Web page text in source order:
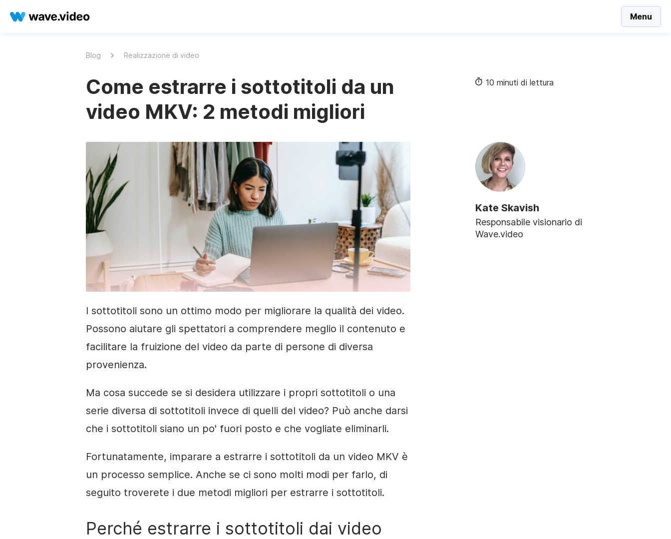
Menu
Blog Realizzazione di video
Come estrarre i sottotitoli da un
video MKV: 2 metodi migliori
10 minuti di lettura
Kate Skavish
Responsabile visionario di
Wave.video
I sottotitoli sono un ottimo modo per migliorare la qualità dei video.
Possono aiutare gli spettatori a comprendere meglio il contenuto e
facilitare la fruizione del video da parte di persone di diversa
provenienza.
Ma cosa succede se si desidera utilizzare i propri sottotitoli o una
serie diversa di sottotitoli invece di quelli del video? Può anche darsi
che i sottotitoli siano un po' fuori posto e che vogliate eliminarli.
Fortunatamente, imparare a estrarre i sottotitoli da un video MKV è
un processo semplice. Anche se ci sono molti modi per farlo, di
seguito troverete i due metodi migliori per estrarre i sottotitoli.
Perché estrarre i sottotitoli dai video